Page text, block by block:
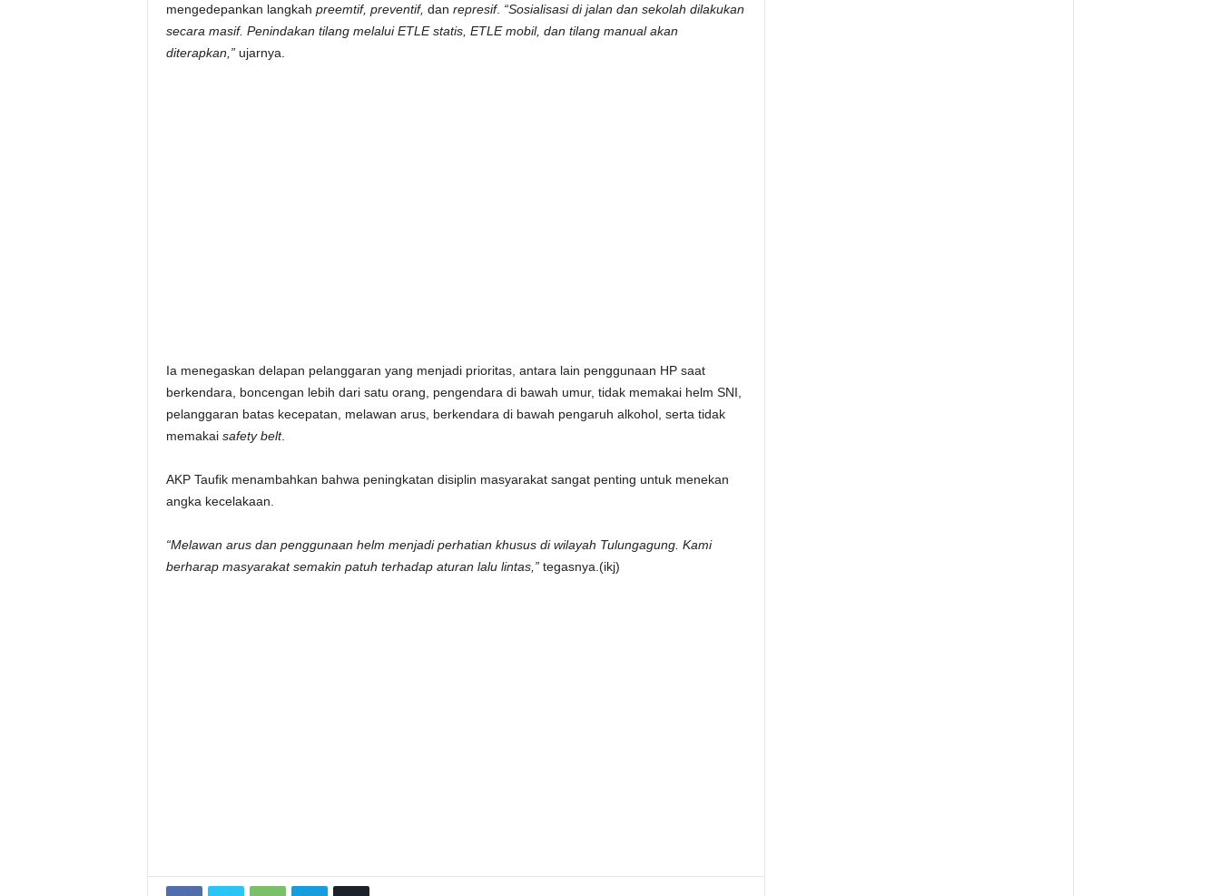
mengedepankan langkah preemtif, preventif, dan represif. “Sosialisasi di jalan dan sekolah dilakukan
secara masif. Penindakan tilang melalui ETLE statis, ETLE mobil, dan tilang manual akan
diterapkan,”ujarnya.
Ia menegaskan delapan pelanggaran yang menjadi prioritas, antara lain penggunaan HP saat
berkendara, boncengan lebih dari satu orang, pengendara di bawah umur, tidak memakai helm SNI,
pelanggaran batas kecepatan, melawan arus, berkendara di bawah pengaruh alkohol, serta tidak
memakai safety belt.
AKP Taufik menambahkan bahwa peningkatan disiplin masyarakat sangat penting untuk menekan
angka kecelakaan.
“Melawan arus dan penggunaan helm menjadi perhatian khusus di wilayah Tulungagung. Kami
berharap masyarakat semakin patuh terhadap aturan lalu lintas,”tegasnya.(ikj)